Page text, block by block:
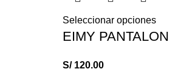
Seleccionar opciones
EIMY PANTALON
S/120.00